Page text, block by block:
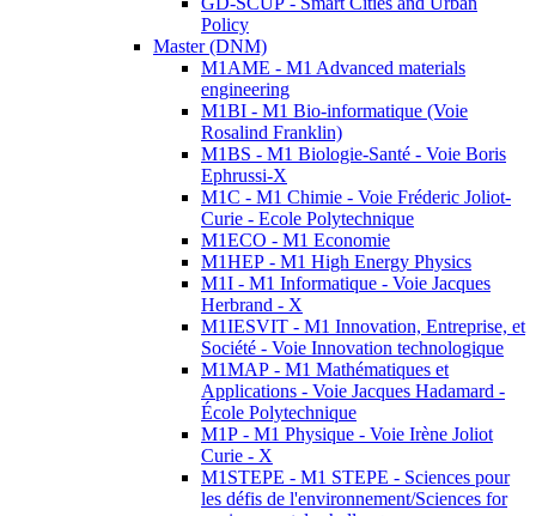
Policy
Master (DNM)
M1AME - M1 Advanced materials
engineering
M1BI - M1 Bio-informatique (Voie
Rosalind Franklin)
M1BS - M1 Biologie-Santé - Voie Boris
Ephrussi-X
M1C - M1 Chimie - Voie Fréderic Joliot-
Curie - Ecole Polytechnique
M1ECO - M1 Economie
M1HEP - M1 High Energy Physics
M1I - M1 Informatique - Voie Jacques
Herbrand - X
M1IESVIT - M1 Innovation, Entreprise, et
Société - Voie Innovation technologique
M1MAP - M1 Mathématiques et
Applications - Voie Jacques Hadamard -
École Polytechnique
M1P - M1 Physique - Voie Irène Joliot
Curie - X
M1STEPE - M1 STEPE - Sciences pour
les défis de l'environnement/Sciences for